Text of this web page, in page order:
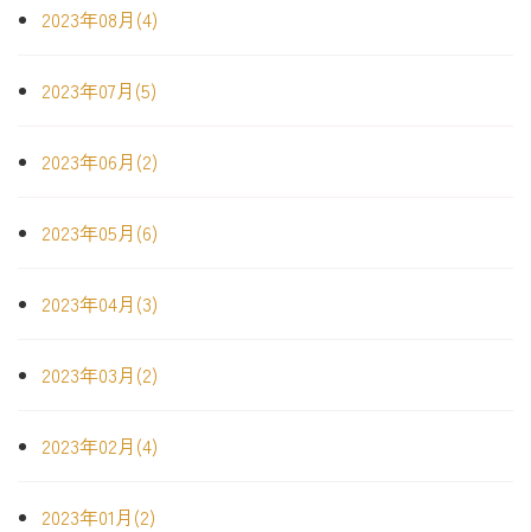
2023年08月(4)
2023年07月(5)
2023年06月(2)
2023年05月(6)
2023年04月(3)
2023年03月(2)
2023年02月(4)
2023年01月(2)